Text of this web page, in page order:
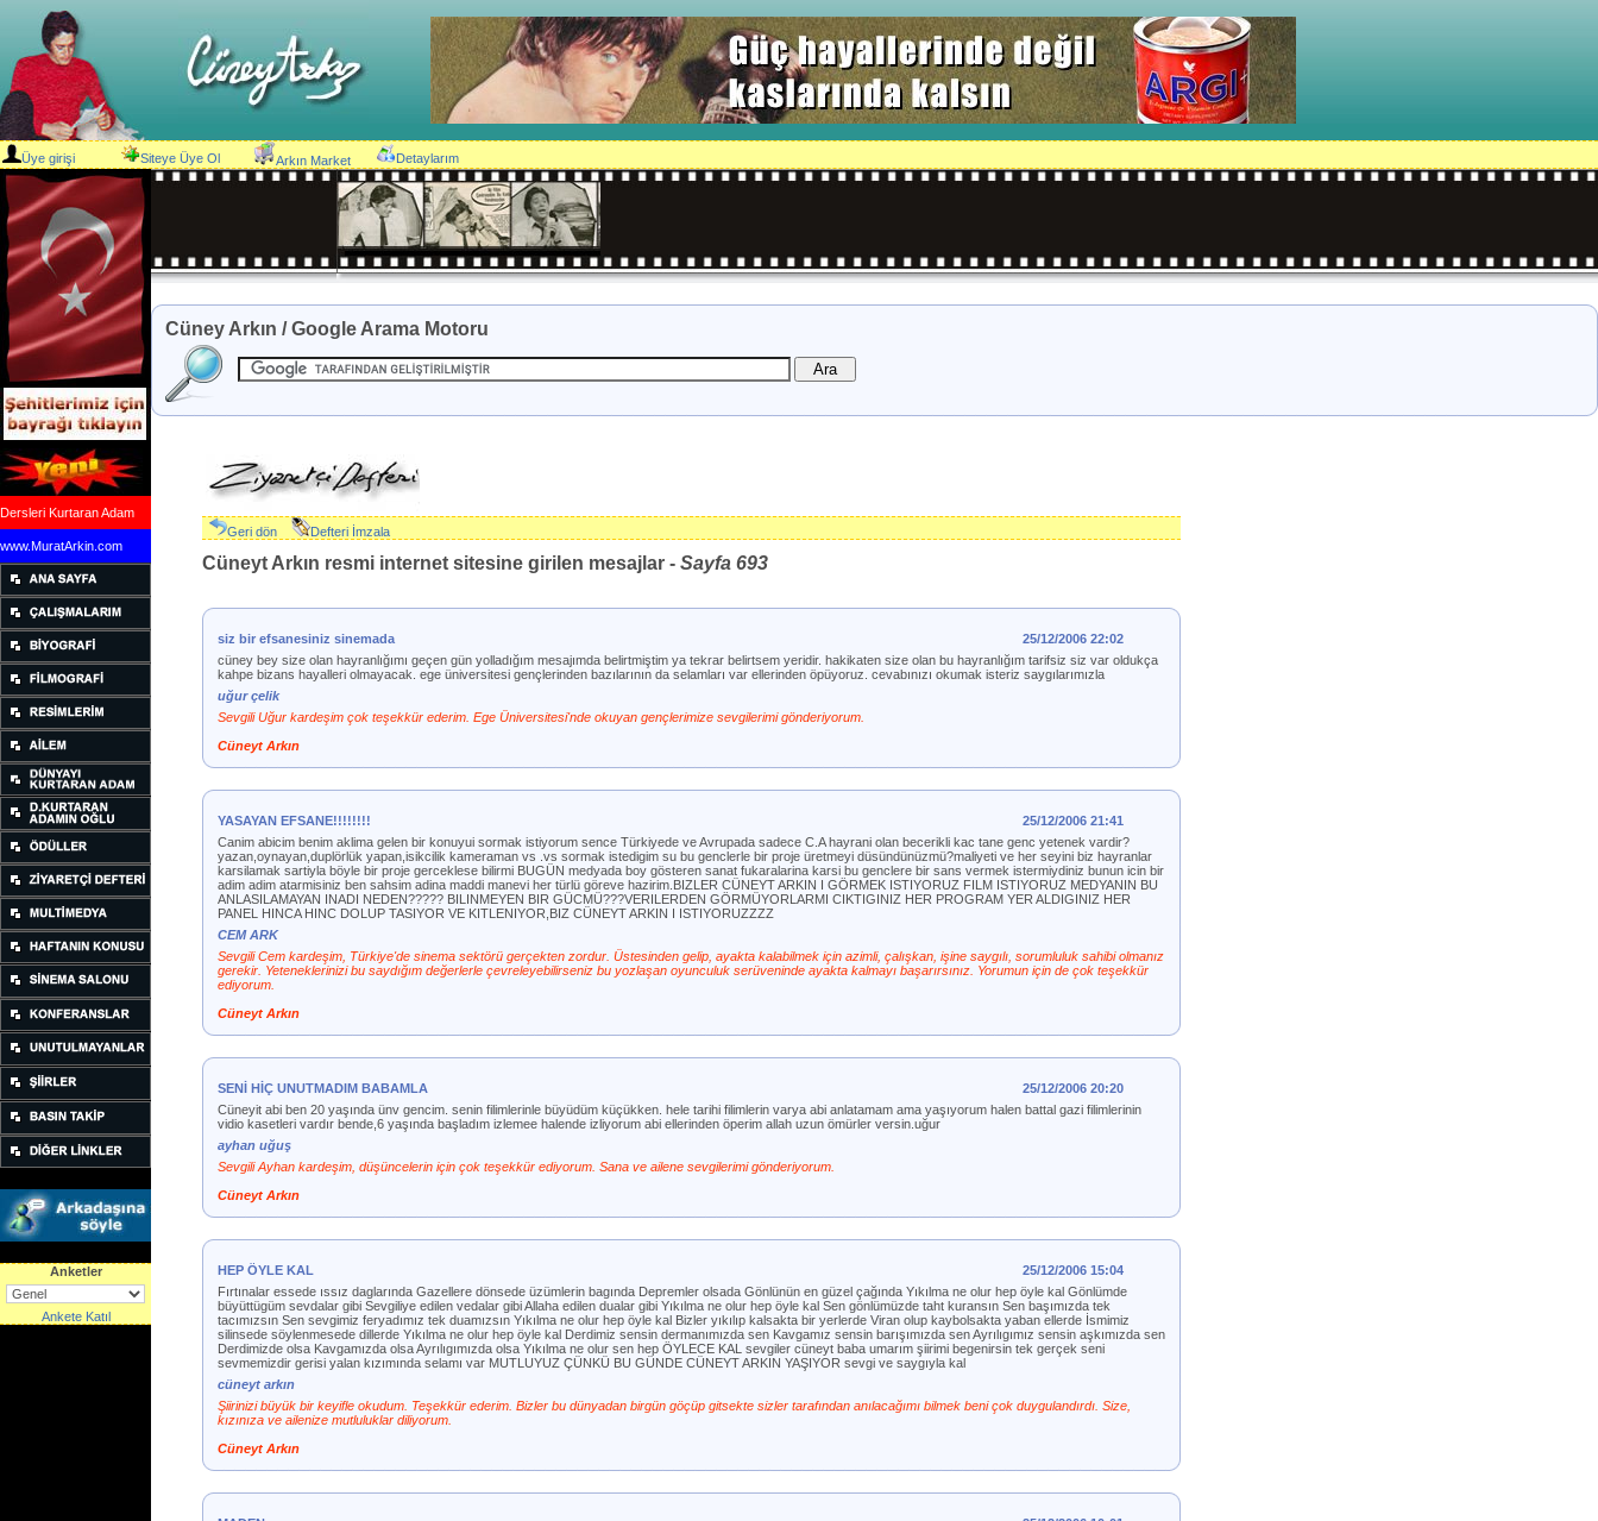
Üye girişi Siteye Üye Ol Arkın Market Detaylarım
Dersleri Kurtaran Adam
www.MuratArkin.com
Anketler
Ankete Katıl
Cüney Arkın / Google Arama Motoru
Geri dön Defteri İmzala
Cüneyt Arkın resmi internet sitesine girilen mesajlar - Sayfa 693
siz bir efsanesiniz sinemada
25/12/2006 22:02
cüney bey size olan hayranlığımı geçen gün yolladığım mesajımda belirtmiştim ya tekrar belirtsem yeridir. hakikaten size olan bu hayranlığım tarifsiz siz var oldukça
kahpe bizans hayalleri olmayacak. ege üniversitesi gençlerinden bazılarının da selamları var ellerinden öpüyoruz. cevabınızı okumak isteriz saygılarımızla
uğur çelik
Sevgili Uğur kardeşim çok teşekkür ederim. Ege Üniversitesi'nde okuyan gençlerimize sevgilerimi gönderiyorum.
Cüneyt Arkın
YASAYAN EFSANE!!!!!!!!
25/12/2006 21:41
Canim abicim benim aklima gelen bir konuyui sormak istiyorum sence Türkiyede ve Avrupada sadece C.A hayrani olan becerikli kac tane genc yetenek vardir?
yazan,oynayan,duplörlük yapan,isikcilik kameraman vs .vs sormak istedigim su bu genclerle bir proje üretmeyi düsündünüzmü?maliyeti ve her seyini biz hayranlar
karsilamak sartiyla böyle bir proje gerceklese bilirmi BUGÜN medyada boy gösteren sanat fukaralarina karsi bu genclere bir sans vermek istermiydiniz bunun icin bir
adim adim atarmisiniz ben sahsim adina maddi manevi her türlü göreve hazirim.BIZLER CÜNEYT ARKIN I GÖRMEK ISTIYORUZ FILM ISTIYORUZ MEDYANIN BU
ANLASILAMAYAN INADI NEDEN????? BILINMEYEN BIR GÜCMÜ???VERILERDEN GÖRMÜYORLARMI CIKTIGINIZ HER PROGRAM YER ALDIGINIZ HER
PANEL HINCA HINC DOLUP TASIYOR VE KITLENIYOR,BIZ CÜNEYT ARKIN I ISTIYORUZZZZ
CEM ARK
Sevgili Cem kardeşim, Türkiye'de sinema sektörü gerçekten zordur. Üstesinden gelip, ayakta kalabilmek için azimli, çalışkan, işine saygılı, sorumluluk sahibi olmanız
gerekir. Yeteneklerinizi bu saydığım değerlerle çevreleyebilirseniz bu yozlaşan oyunculuk serüveninde ayakta kalmayı başarırsınız. Yorumun için de çok teşekkür
ediyorum.
Cüneyt Arkın
SENİ HİÇ UNUTMADIM BABAMLA
25/12/2006 20:20
Cüneyit abi ben 20 yaşında ünv gencim. senin filimlerinle büyüdüm küçükken. hele tarihi filimlerin varya abi anlatamam ama yaşıyorum halen battal gazi filimlerinin
vidio kasetleri vardır bende,6 yaşında başladım izlemee halende izliyorum abi ellerinden öperim allah uzun ömürler versin.uğur
ayhan uğuş
Sevgili Ayhan kardeşim, düşüncelerin için çok teşekkür ediyorum. Sana ve ailene sevgilerimi gönderiyorum.
Cüneyt Arkın
HEP ÖYLE KAL
25/12/2006 15:04
Fırtınalar essede ıssız daglarında Gazellere dönsede üzümlerin bagında Depremler olsada Gönlünün en güzel çağında Yıkılma ne olur hep öyle kal Gönlümde
büyüttügüm sevdalar gibi Sevgiliye edilen vedalar gibi Allaha edilen dualar gibi Yıkılma ne olur hep öyle kal Sen gönlümüzde taht kuransın Sen başımızda tek
tacımızsın Sen sevgimiz feryadımız tek duamızsın Yıkılma ne olur hep öyle kal Bizler yıkılıp kalsakta bir yerlerde Viran olup kaybolsakta yaban ellerde İsmimiz
silinsede söylenmesede dillerde Yıkılma ne olur hep öyle kal Derdimiz sensin dermanımızda sen Kavgamız sensin barışımızda sen Ayrılıgımız sensin aşkımızda sen
Derdimizde olsa Kavgamızda olsa Ayrılıgımızda olsa Yıkılma ne olur sen hep ÖYLECE KAL sevgiler cüneyt baba umarım şiirimi begenirsin tek gerçek seni
sevmemizdir gerisi yalan kızımında selamı var MUTLUYUZ ÇÜNKÜ BU GÜNDE CÜNEYT ARKIN YAŞIYOR sevgi ve saygıyla kal
cüneyt arkın
Şiirinizi büyük bir keyifle okudum. Teşekkür ederim. Bizler bu dünyadan birgün göçüp gitsekte sizler tarafından anılacağımı bilmek beni çok duygulandırdı. Size,
kızınıza ve ailenize mutluluklar diliyorum.
Cüneyt Arkın